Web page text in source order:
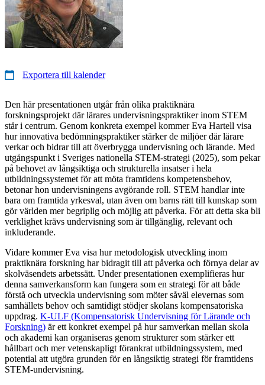
Exportera till kalender
Den här presentationen utgår från olika praktiknära
forskningsprojekt där lärares undervisningspraktiker inom STEM
står i centrum. Genom konkreta exempel kommer Eva Hartell visa
hur innovativa bedömningspraktiker stärker de miljöer där lärare
verkar och bidrar till att överbrygga undervisning och lärande. Med
utgångspunkt i Sveriges nationella STEM-strategi (2025), som pekar
på behovet av långsiktiga och strukturella insatser i hela
utbildningssystemet för att möta framtidens kompetensbehov,
betonar hon undervisningens avgörande roll. STEM handlar inte
bara om framtida yrkesval, utan även om barns rätt till kunskap som
gör världen mer begriplig och möjlig att påverka. För att detta ska bli
verklighet krävs undervisning som är tillgänglig, relevant och
inkluderande.
Vidare kommer Eva visa hur metodologisk utveckling inom
praktiknära forskning har bidragit till att påverka och förnya delar av
skolväsendets arbetssätt. Under presentationen exemplifieras hur
denna samverkansform kan fungera som en strategi för att både
förstå och utveckla undervisning som möter såväl elevernas som
samhällets behov och samtidigt stödjer skolans kompensatoriska
uppdrag. K-ULF (Kompensatorisk Undervisning för Lärande och
Forskning) är ett konkret exempel på hur samverkan mellan skola
och akademi kan organiseras genom strukturer som stärker ett
hållbart och mer vetenskapligt förankrat utbildningssystem, med
potential att utgöra grunden för en långsiktig strategi för framtidens
STEM-undervisning.